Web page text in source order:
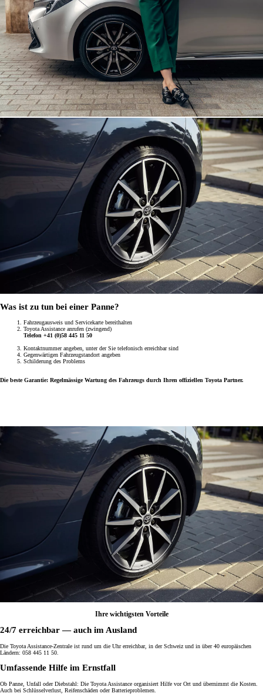
Was ist zu tun bei einer Panne?
Fahrzeugausweis und Servicekarte bereithalten
Toyota Assistance anrufen (zwingend)
Telefon +41 (0)58 445 11 50
Kontaktnummer angeben, unter der Sie telefonisch erreichbar sind
Gegenwärtigen Fahrzeugstandort angeben
Schilderung des Problems
Die beste Garantie: Regelmässige Wartung des Fahrzeugs durch Ihren offiziellen Toyota Partner.
Ihre wichtigsten Vorteile
24/7 erreichbar — auch im Ausland
Die Toyota Assistance-Zentrale ist rund um die Uhr erreichbar, in der Schweiz und in über 40 europäischen
Ländern: 058 445 11 50.
Umfassende Hilfe im Ernstfall
Ob Panne, Unfall oder Diebstahl: Die Toyota Assistance organisiert Hilfe vor Ort und übernimmt die Kosten.
Auch bei Schlüsselverlust, Reifenschäden oder Batterieproblemen.